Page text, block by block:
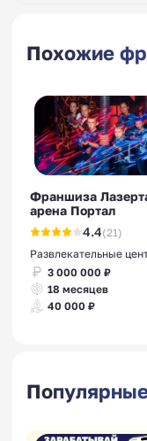
Похожие
Франшиза
арена Портал
4.4(21)
Развлекательные
3 000 000 ₽
18 месяцев
40 000 ₽